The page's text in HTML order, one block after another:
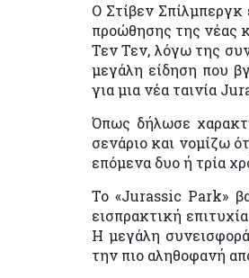
Ο Στίβεν
προώθησης της νέας
Τεν Τεν, λόγω της
μεγάλη είδηση που
για μια νέα ταινία
Όπως δήλωσε
σενάριο και νομίζω
επόμενα δυο ή τρία
Το «Jurassic Park»
εισπρακτική
Η μεγάλη
την πιο αληθοφανή